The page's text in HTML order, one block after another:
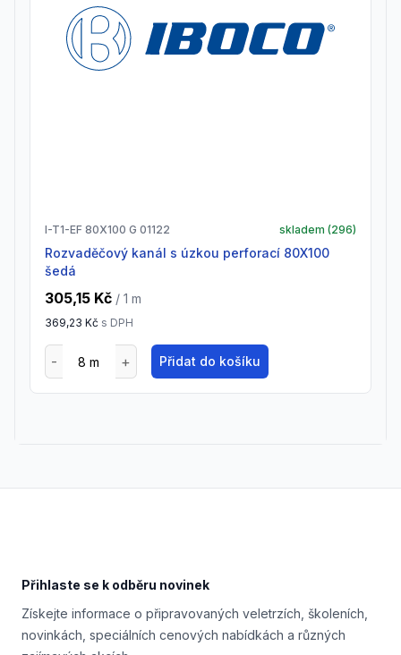
I-T1-EF 80X100 G 01122 skladem (296)
Rozvaděčový kanál s úzkou perforací 80X100
šedá
305,15 Kč / 1 m
369,23 Kč s DPH
Přidat do košíku
Přihlaste se k odběru novinek
Získejte informace o připravovaných veletrzích, školeních,
novinkách, speciálních cenových nabídkách a různých